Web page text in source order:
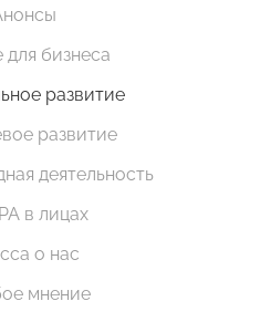
бизнеса
развитие
развитие
деятельность
в лицах
о нас
мнение